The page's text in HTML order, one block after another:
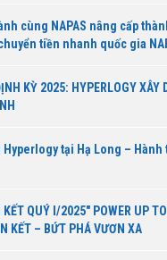
cùng NAPAS nâng cấp
tiền nhanh quốc gia
KỲ 2025: HYPERLOGY XÂY
tại Hạ Long – Hành
KẾT QUÝ I/2025″ POWER UP
KẾT – BỨT PHÁ VƯƠN XA